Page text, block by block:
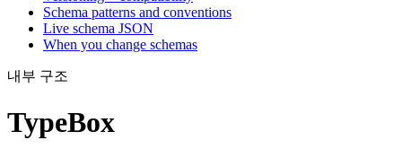
Schema patterns and conventions
Live schema JSON
When you change schemas
내부 구조
TypeBox